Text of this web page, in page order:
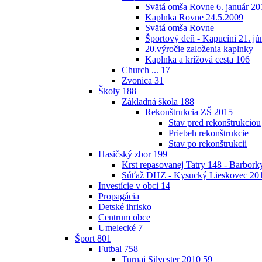
Svätá omša Rovne 6. január
Kaplnka Rovne 24.5.2009
Svätá omša Rovne
Športový deň - Kapucíni 21.
20.výročie založenia kaplnky
Kaplnka a krížová cesta 106
Church ... 17
Zvonica 31
Školy 188
Základná škola 188
Rekonštrukcia ZŠ 2015
Stav pred rekonštrukciou
Priebeh rekonštrukcie
Stav po rekonštrukcii
Hasičský zbor 199
Krst repasovanej Tatry 148 -
Súťaž DHZ - Kysucký Lieskovec
Investície v obci 14
Propagácia
Detské ihrisko
Centrum obce
Umelecké 7
Šport 801
Futbal 758
Turnaj Silvester 2010 59